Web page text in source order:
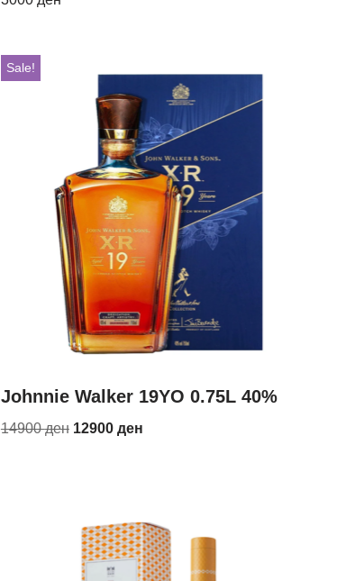
Sale!
Johnnie Walker 19YO 0.75L 40%
14900ден 12900 ден